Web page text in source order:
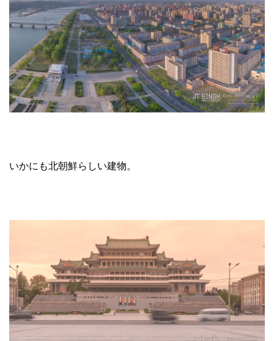
いかにも北朝鮮らしい建物。